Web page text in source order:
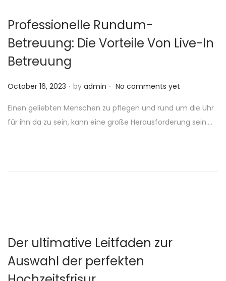
Professionelle Rundum-
Betreuung: Die Vorteile Von Live-In
Betreuung
P
s
t
October 16, 2023 . by admin . No comments yet
Einen geliebten Menschen zu pflegen und rund um die Uhr
für ihn da zu sein, kann eine große Herausforderung sein….
Der ultimative Leitfaden zur
Auswahl der perfekten